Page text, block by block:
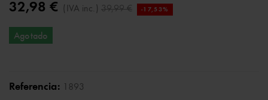
32,98 € (IVA inc.) 39,99 € -17,53%
Agotado
Referencia: 1893